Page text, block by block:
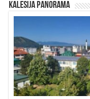
Kalesija panorama